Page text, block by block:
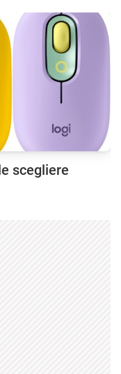
scegliere